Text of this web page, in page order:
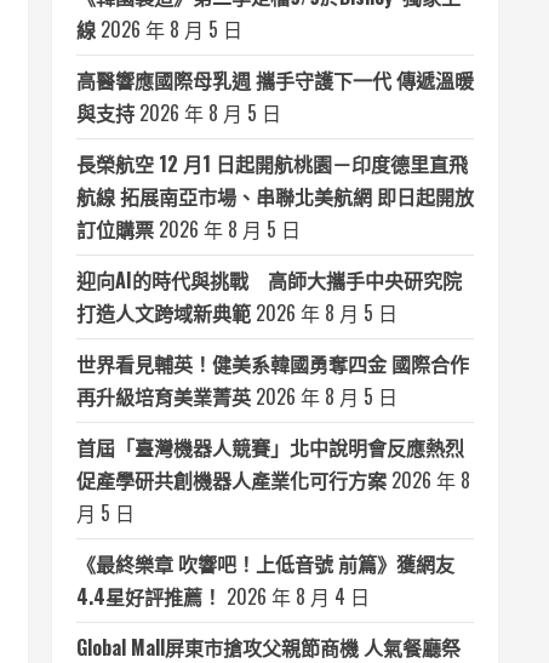
線 2026 年 8 月 5 日
高醫響應國際母乳週 攜手守護下一代 傳遞溫暖
與支持 2026 年 8 月 5 日
長榮航空 12 月1 日起開航桃園－印度德里直飛
航線 拓展南亞市場、串聯北美航網 即日起開放
訂位購票 2026 年 8 月 5 日
迎向AI的時代與挑戰 高師大攜手中央研究院
打造人文跨域新典範 2026 年 8 月 5 日
世界看見輔英！健美系韓國勇奪四金 國際合作
再升級培育美業菁英 2026 年 8 月 5 日
首屆「臺灣機器人競賽」北中說明會反應熱烈
促產學研共創機器人產業化可行方案 2026 年 8
月 5 日
《最終樂章 吹響吧！上低音號 前篇》獲網友
4.4星好評推薦！ 2026 年 8 月 4 日
Global Mall屏東市搶攻父親節商機 人氣餐廳祭